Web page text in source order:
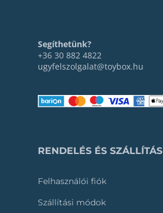
Segíthetünk?
+36 30 882 4822
ugyfelszolgalat@toybox.hu
RENDELÉS ÉS SZÁLLÍTÁS
Felhasználói fiók
Szállítási módok